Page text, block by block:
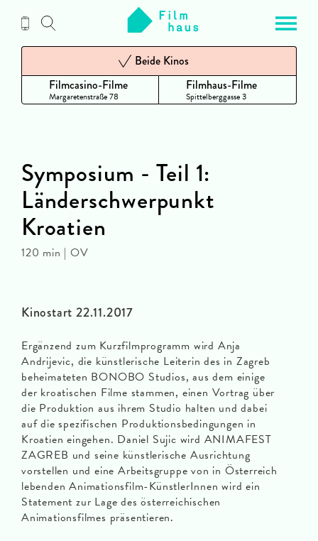
Inhalt
Filmcasino-Filme
Margaretenstraße 78
Beide Kinos
Filmhaus-Filme
Spittelberggasse 3
Kinostart 22.11.2017
Ergänzend zum Kurzfilmprogramm wird Anja
Andrijevic, die künstlerische Leiterin des in Zagreb
beheimateten BONOBO Studios, aus dem einige
der kroatischen Filme stammen, einen Vortrag über
die Produktion aus ihrem Studio halten und dabei
auf die spezifischen Produktionsbedingungen in
Kroatien eingehen. Daniel Sujic wird ANIMAFEST
ZAGREB und seine künstlerische Ausrichtung
vorstellen und eine Arbeitsgruppe von in Österreich
lebenden Animationsfilm-KünstlerInnen wird ein
Statement zur Lage des österreichischen
Animationsfilmes präsentieren.
Symposium - Teil 1:
Länderschwerpunkt
Kroatien
120 min | OV